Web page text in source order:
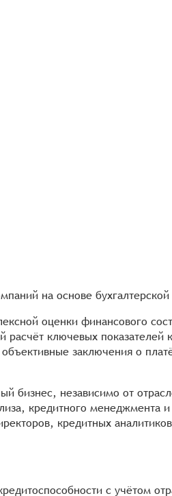
на основе
оценки финансового
расчёт ключевых
заключения о
бизнес, независимо от
кредитного менеджмента
кредитных
с учётом